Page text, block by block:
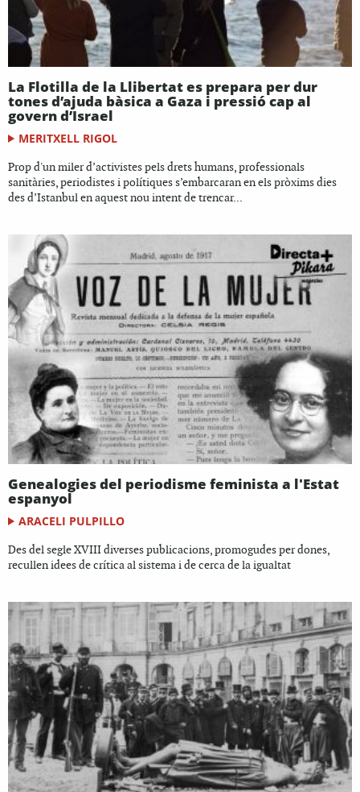
La Flotilla de la Llibertat es prepara per dur
tones d’ajuda bàsica a Gaza i pressió cap al
govern d’Israel
MERITXELL RIGOL
Prop d'un miler d’activistes pels drets humans, professionals
sanitàries, periodistes i polítiques s’embarcaran en els pròxims dies
des d’Istanbul en aquest nou intent de trencar...
Genealogies del periodisme feminista a l'Estat
espanyol
ARACELI PULPILLO
Des del segle XVIII diverses publicacions, promogudes per dones,
recullen idees de crítica al sistema i de cerca de la igualtat